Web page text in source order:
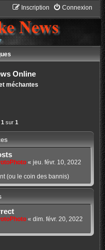
Connexion
Inscription
Online
méchantes
1 sur 1
« jeu. févr. 10, 2022
(ou le coin des bannis)
« dim. févr. 20, 2022